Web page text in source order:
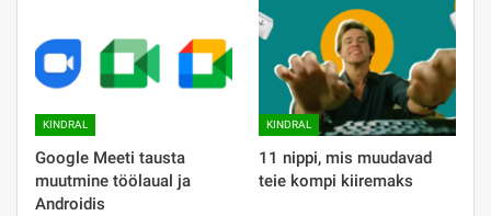
KINDRAL
Google Meeti tausta
muutmine töölaual ja
Androidis
KINDRAL
11 nippi, mis muudavad
teie kompi kiiremaks